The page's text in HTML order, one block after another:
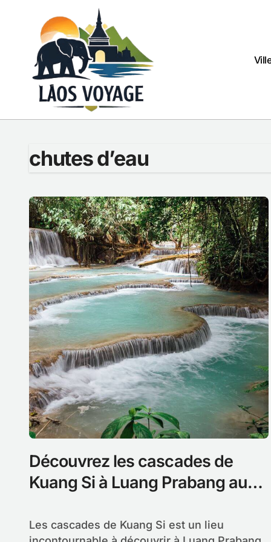
chutes d’eau
Découvrez les cascades de
Kuang Si à Luang Prabang au
Les cascades de Kuang Si est un lieu